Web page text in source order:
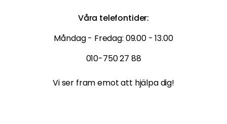
Våra telefontider:
Måndag - Fredag: 09.00 - 13.00
010-750 27 88
Vi ser fram emot att hjälpa dig!